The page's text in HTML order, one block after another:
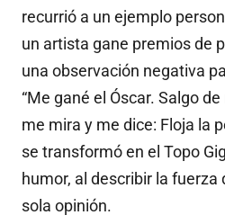
recurrió a un ejemplo
un artista gane premios de
una observación negativa
“Me gané el Óscar. Salgo
me mira y me dice: Floja la
se transformó en el Topo
humor, al describir la fuerza
sola opinión.